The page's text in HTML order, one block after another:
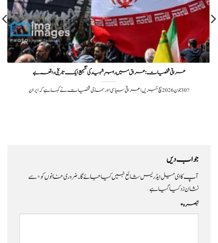
عراقی شخصیات: عراق میں رہبرِ شہید کی تشییع ایک تاریخی واقعہ ہے
?️ 30 جون 2026سچ خبریں: عراقی سیاسی اور سماجی شخصیات نے کہا ہے کہ ایران
جواب دیں
آپ کا ای میل ایڈریس شائع نہیں کیا جائے گا۔ضروری خانوں کو*سے
نشان زد کیا گیا ہے
تبصرہ*